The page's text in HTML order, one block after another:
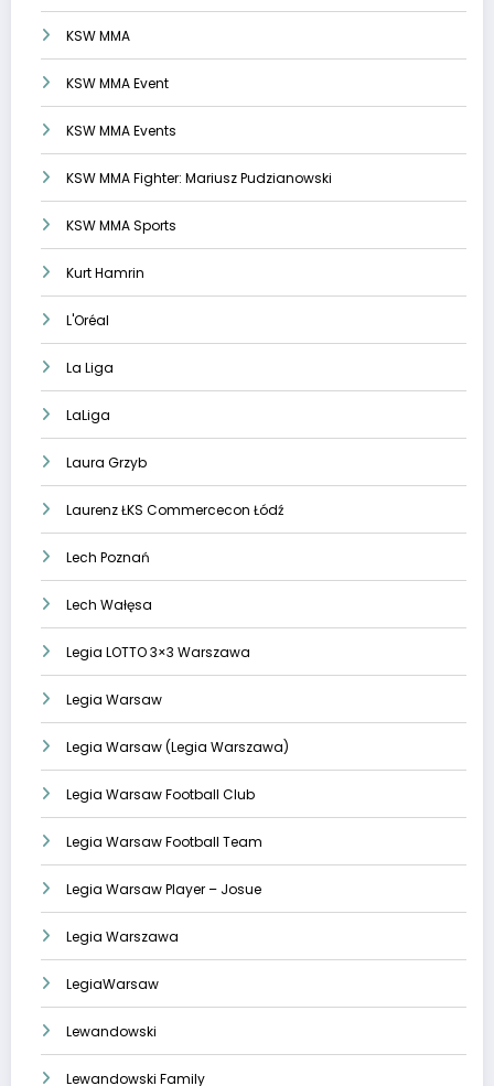
KSW MMA
KSW MMA Event
KSW MMA Events
KSW MMA Fighter: Mariusz Pudzianowski
KSW MMA Sports
Kurt Hamrin
L'Oréal
La Liga
LaLiga
Laura Grzyb
Laurenz ŁKS Commercecon Łódź
Lech Poznań
Lech Wałęsa
Legia LOTTO 3×3 Warszawa
Legia Warsaw
Legia Warsaw (Legia Warszawa)
Legia Warsaw Football Club
Legia Warsaw Football Team
Legia Warsaw Player – Josue
Legia Warszawa
LegiaWarsaw
Lewandowski
Lewandowski Family